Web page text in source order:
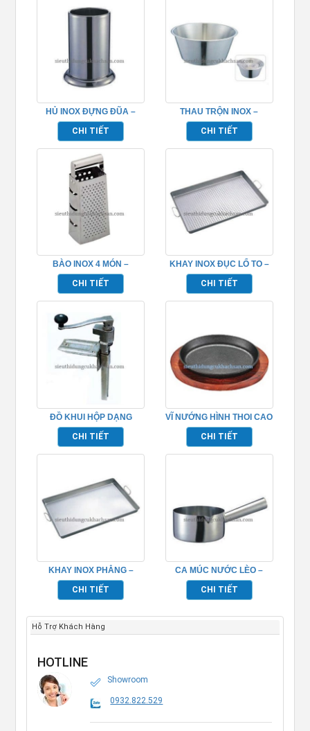
HỦ INOX ĐỰNG ĐŨA –
TP696092
CHI TIẾT
THAU TRỘN INOX –
TP696039
CHI TIẾT
BÀO INOX 4 MÓN –
TP696107
CHI TIẾT
KHAY INOX ĐỤC LỔ TO –
TP696061
CHI TIẾT
ĐỒ KHUI HỘP DẠNG
ĐỨNG – TP696101
CHI TIẾT
VĨ NƯỚNG HÌNH THOI CAO
CẤP – TP696079
CHI TIẾT
KHAY INOX PHẲNG –
TP696060
CHI TIẾT
CA MÚC NƯỚC LÈO –
TP696087
CHI TIẾT
Hỗ Trợ Khách Hàng
HOTLINE
Showroom
0932.822.529